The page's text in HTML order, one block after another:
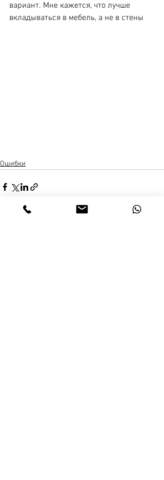
вариант. Мне кажется, что лучше
вкладываться в мебель, а не в стены
Ошибки